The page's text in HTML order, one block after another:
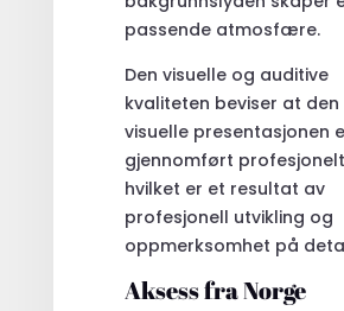
passende atmosfære.
Den visuelle og auditive
kvaliteten beviser at den
visuelle presentasjonen
gjennomført
hvilket er et resultat av
profesjonell utvikling og
oppmerksomhet på
Aksess fra Norge